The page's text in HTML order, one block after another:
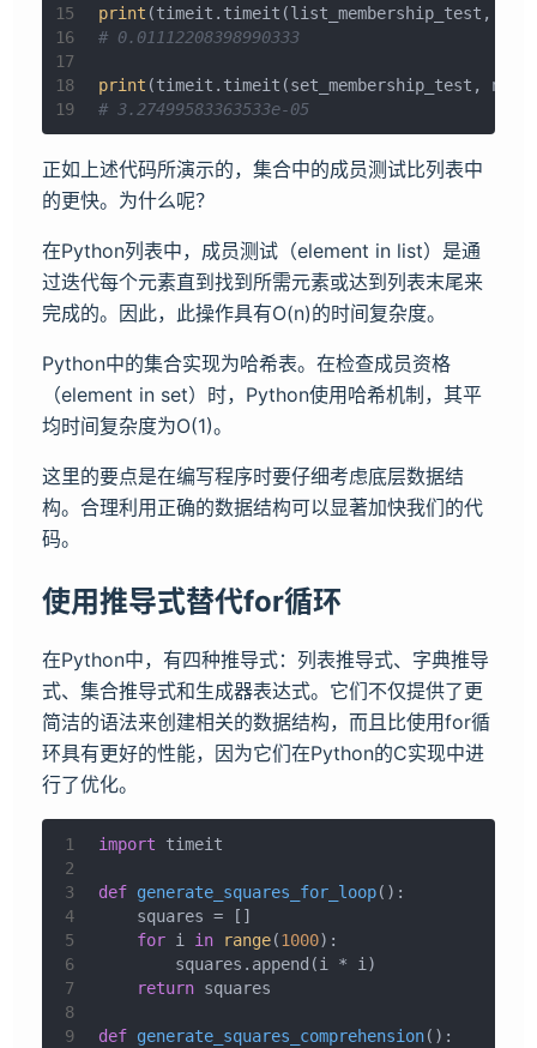
15
16
17
18
19
print (timeit.timeit(list_membership_test,
# 0.01112208398990333
print (timeit.timeit(set_membership_test,
# 3.27499583363533e-05
正如上述代码所演示的，集合中的成员测试比列表中
的更快。为什么呢？
在Python列表中，成员测试（element in list）是通
过迭代每个元素直到找到所需元素或达到列表末尾来
完成的。因此，此操作具有O(n)的时间复杂度。
Python中的集合实现为哈希表。在检查成员资格
（element in set）时，Python使用哈希机制，其平
均时间复杂度为O(1)。
这里的要点是在编写程序时要仔细考虑底层数据结
构。合理利用正确的数据结构可以显著加快我们的代
码。
使用推导式替代for循环
在Python中，有四种推导式：列表推导式、字典推导
式、集合推导式和生成器表达式。它们不仅提供了更
简洁的语法来创建相关的数据结构，而且比使用for循
环具有更好的性能，因为它们在Python的C实现中进
行了优化。
1
2
3
4
5
6
7
8
9
import timeit
def generate_squares_for_loop():
    squares = []
for i in range(1000):
        squares.append(i * i)
return squares
def generate_squares_comprehension():